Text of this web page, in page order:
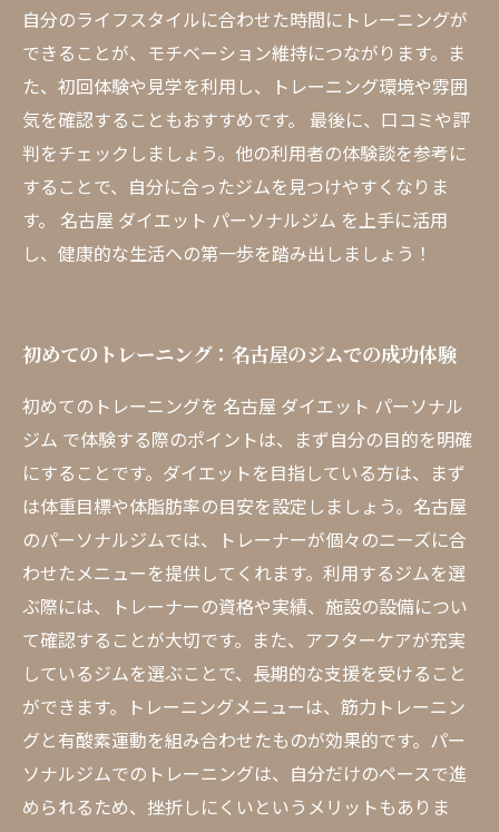
自分のライフスタイルに合わせた時間にトレーニングが
できることが、モチベーション維持につながります。ま
た、初回体験や見学を利用し、トレーニング環境や雰囲
気を確認することもおすすめです。 最後に、口コミや評
判をチェックしましょう。他の利用者の体験談を参考に
することで、自分に合ったジムを見つけやすくなりま
す。 名古屋 ダイエット パーソナルジム を上手に活用
し、健康的な生活への第一歩を踏み出しましょう！
初めてのトレーニング：名古屋のジムでの成功体験
初めてのトレーニングを 名古屋 ダイエット パーソナル
ジム で体験する際のポイントは、まず自分の目的を明確
にすることです。ダイエットを目指している方は、まず
は体重目標や体脂肪率の目安を設定しましょう。名古屋
のパーソナルジムでは、トレーナーが個々のニーズに合
わせたメニューを提供してくれます。利用するジムを選
ぶ際には、トレーナーの資格や実績、施設の設備につい
て確認することが大切です。また、アフターケアが充実
しているジムを選ぶことで、長期的な支援を受けること
ができます。トレーニングメニューは、筋力トレーニン
グと有酸素運動を組み合わせたものが効果的です。パー
ソナルジムでのトレーニングは、自分だけのペースで進
められるため、挫折しにくいというメリットもありま